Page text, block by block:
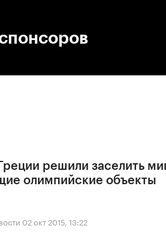
решили заселить
олимпийские объекты
02 окт 2015, 13:22